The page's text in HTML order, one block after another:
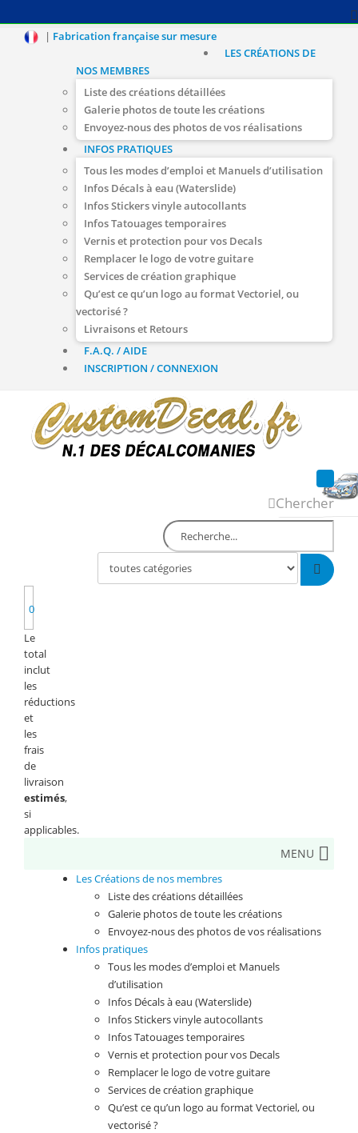
| Fabrication française sur mesure
LES CRÉATIONS DE
NOS MEMBRES
Liste des créations détaillées
Galerie photos de toute les créations
Envoyez-nous des photos de vos réalisations
INFOS PRATIQUES
Tous les modes d’emploi et Manuels d’utilisation
Infos Décals à eau (Waterslide)
Infos Stickers vinyle autocollants
Infos Tatouages temporaires
Vernis et protection pour vos Decals
Remplacer le logo de votre guitare
Services de création graphique
Qu’est ce qu’un logo au format Vectoriel, ou
vectorisé ?
Livraisons et Retours
F.A.Q. / AIDE
INSCRIPTION / CONNEXION
Chercher
0
Le
total
inclut
les
réductions
et
les
frais
de
livraison
estimés,
si
applicables.
MENU
Les Créations de nos membres
Liste des créations détaillées
Galerie photos de toute les créations
Envoyez-nous des photos de vos réalisations
Infos pratiques
Tous les modes d’emploi et Manuels
d’utilisation
Infos Décals à eau (Waterslide)
Infos Stickers vinyle autocollants
Infos Tatouages temporaires
Vernis et protection pour vos Decals
Remplacer le logo de votre guitare
Services de création graphique
Qu’est ce qu’un logo au format Vectoriel, ou
vectorisé ?